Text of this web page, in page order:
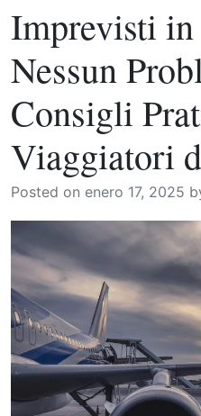
Imprevisti in
Nessun
Consigli
Viaggiatori
Posted on enero 17, 2025